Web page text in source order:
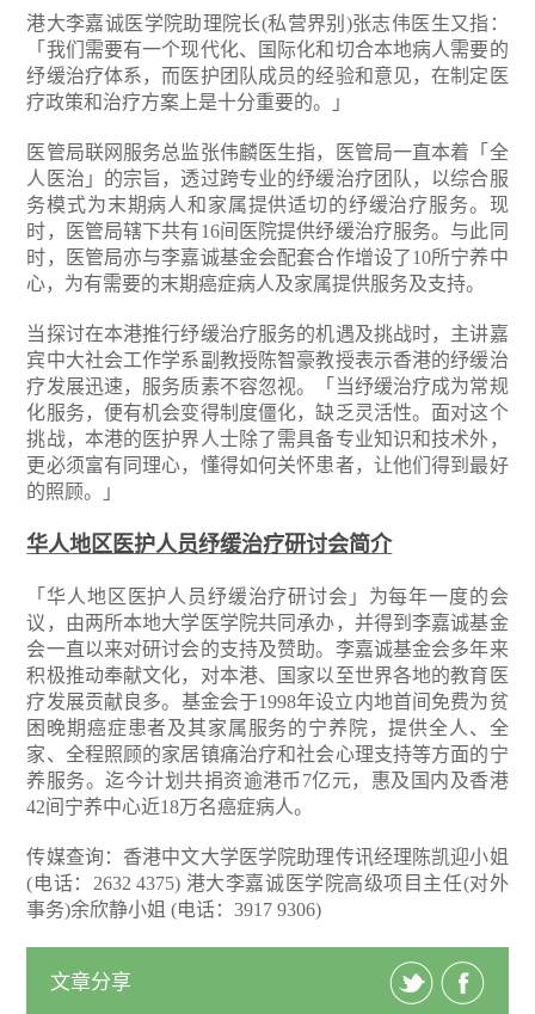
港大李嘉诚医学院助理院长(私营界别)张志伟医生又指：
「我们需要有一个现代化、国际化和切合本地病人需要的
纾缓治疗体系，而医护团队成员的经验和意见，在制定医
疗政策和治疗方案上是十分重要的。」
医管局联网服务总监张伟麟医生指，医管局一直本着「全
人医治」的宗旨，透过跨专业的纾缓治疗团队，以综合服
务模式为末期病人和家属提供适切的纾缓治疗服务。现
时，医管局辖下共有16间医院提供纾缓治疗服务。与此同
时，医管局亦与李嘉诚基金会配套合作增设了10所宁养中
心，为有需要的末期癌症病人及家属提供服务及支持。
当探讨在本港推行纾缓治疗服务的机遇及挑战时，主讲嘉
宾中大社会工作学系副教授陈智豪教授表示香港的纾缓治
疗发展迅速，服务质素不容忽视。「当纾缓治疗成为常规
化服务，便有机会变得制度僵化，缺乏灵活性。面对这个
挑战，本港的医护界人士除了需具备专业知识和技术外，
更必须富有同理心，懂得如何关怀患者，让他们得到最好
的照顾。」
华人地区医护人员纾缓治疗研讨会简介
「华人地区医护人员纾缓治疗研讨会」为每年一度的会
议，由两所本地大学医学院共同承办，并得到李嘉诚基金
会一直以来对研讨会的支持及赞助。李嘉诚基金会多年来
积极推动奉献文化，对本港、国家以至世界各地的教育医
疗发展贡献良多。基金会于1998年设立内地首间免费为贫
困晚期癌症患者及其家属服务的宁养院，提供全人、全
家、全程照顾的家居镇痛治疗和社会心理支持等方面的宁
养服务。迄今计划共捐资逾港币7亿元，惠及国内及香港
42间宁养中心近18万名癌症病人。
传媒查询：香港中文大学医学院助理传讯经理陈凯迎小姐
(电话：2632 4375) 港大李嘉诚医学院高级项目主任(对外
事务)余欣静小姐 (电话：3917 9306)
文章分享